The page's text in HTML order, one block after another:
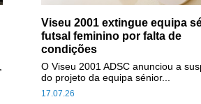
Viseu 2001 extingue equipa
futsal feminino por falta de
condições
17.07.26
O Viseu 2001 ADSC anunciou a
do projeto da equipa sénior...